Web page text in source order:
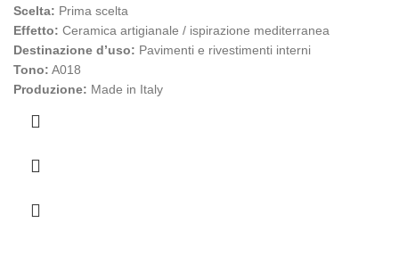
Scelta: Prima scelta
Effetto: Ceramica artigianale / ispirazione mediterranea
Destinazione d’uso: Pavimenti e rivestimenti interni
Tono: A018
Produzione: Made in Italy